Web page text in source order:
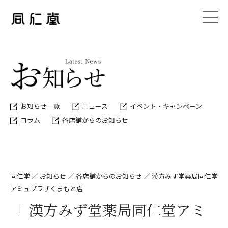
お知らせ一覧 ニュース
イベント・キャンペーン
コラム
各店舗からのお知らせ
同仁堂 ／ お知らせ ／各店舗からのお知らせ ／ 漢方みず堂薬局同仁堂
アミュプラザくまもと店
「 漢方みず堂薬局同仁堂アミ